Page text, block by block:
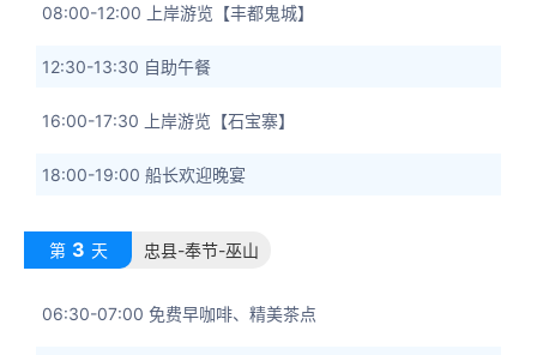
08:00-12:00 上岸游览【丰都鬼城】
12:30-13:30 自助午餐
16:00-17:30 上岸游览【石宝寨】
18:00-19:00 船长欢迎晚宴
第 3 天 忠县-奉节-巫山
06:30-07:00 免费早咖啡、精美茶点